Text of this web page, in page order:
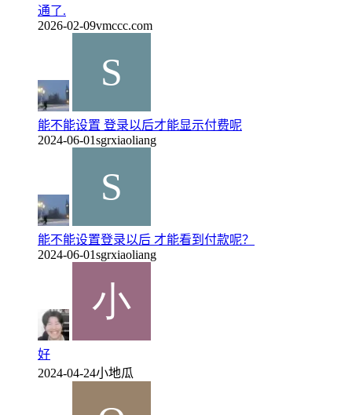
通了.
2026-02-09vmccc.com
能不能设置 登录以后才能显示付费呢
2024-06-01sgrxiaoliang
能不能设置登录以后 才能看到付款呢？
2024-06-01sgrxiaoliang
好
2024-04-24小地瓜